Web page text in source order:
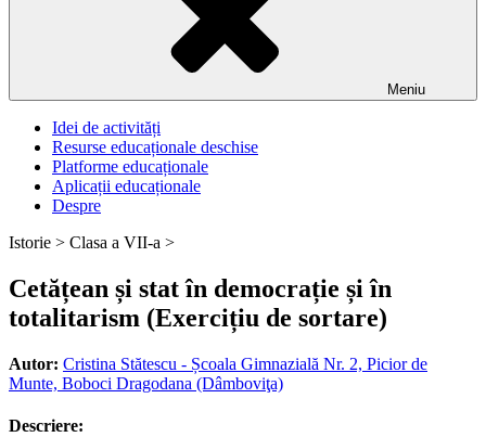
Meniu
Idei de activități
Resurse educaționale deschise
Platforme educaționale
Aplicații educaționale
Despre
Istorie > Clasa a VII-a >
Cetățean și stat în democrație și în
totalitarism (Exercițiu de sortare)
Autor: Cristina Stătescu - Școala Gimnazială Nr. 2, Picior de
Munte, Boboci Dragodana (Dâmboviţa)
Descriere: